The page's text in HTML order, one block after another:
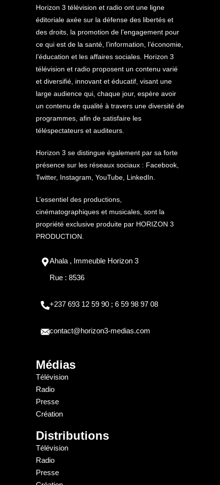
Horizon 3 télévision et radio ont une ligne
éditoriale axée sur la défense des libertés et
des droits, la promotion de l’engagement pour
ce qui est de la santé, l’information, l’économie,
l’éducation et les affaires sociales. Horizon 3
télévision et radio proposent un contenu varié
et diversifié, innovant et éducatif, visant une
large audience qui, chaque jour, espère avoir
un contenu de qualité à travers une diversité de
programmes, afin de satisfaire les
téléspectateurs et auditeurs.
Horizon 3 se distingue également par sa forte
présence sur les réseaux sociaux : Facebook,
Twitter, Instagram, YouTube, LinkedIn.
L’essentiel des productions,
cinématographiques et musicales, sont la
propriété exclusive produite par HORIZON 3
PRODUCTION.
Ahala , Immeuble Horizon 3
Rue : 8536
+237 693 12 59 90 ; 6 59 98 97 08
contact@horizon3-medias.com
Médias
Télévision
Radio
Presse
Création
Distributions
Télévision
Radio
Presse